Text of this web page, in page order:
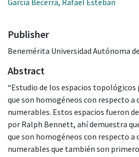
Publisher
Benemérita Universidad Autónoma
Abstract
“Estudio de los espacios
que son homogéneos con respecto a
numerables. Estos espacios fueron
por Ralph Bennett, ahí demuestra
que son homogéneos con respecto a
numerables que también son